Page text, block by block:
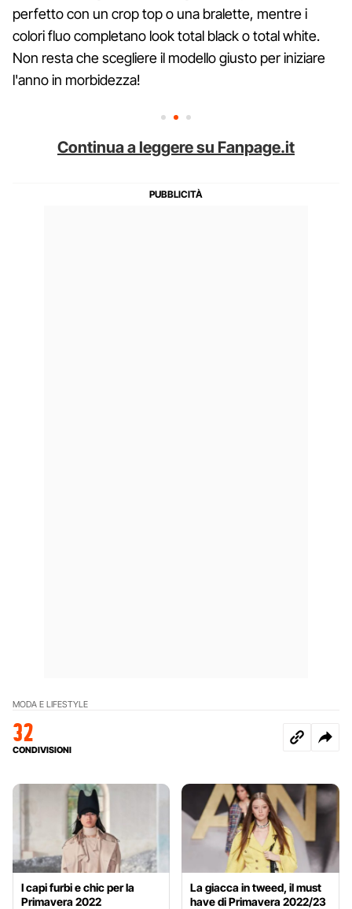
perfetto con un crop top o una bralette, mentre i
colori fluo completano look total black o total white.
Non resta che scegliere il modello giusto per iniziare
l'anno in morbidezza!
Continua a leggere su Fanpage.it
MODA E LIFESTYLE
32
CONDIVISIONI
I capi furbi e chic per la
Primavera 2022
La giacca in tweed, il must
have di Primavera 2022/23